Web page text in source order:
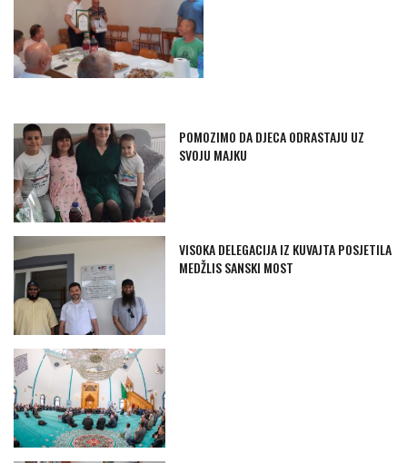
POMOZIMO DA DJECA ODRASTAJU UZ
SVOJU MAJKU
VISOKA DELEGACIJA IZ KUVAJTA POSJETILA
MEDŽLIS SANSKI MOST